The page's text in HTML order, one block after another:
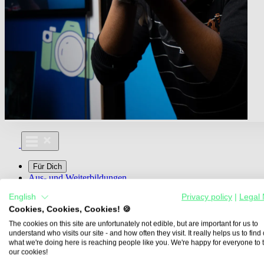
Für Dich
Aus- und Weiterbildungen
Media For You
Über Uns
Übersicht
English Privacy policy
Legal
Cookies, Cookies, Cookies! 🍪
The cookies on this site are unfortunately not edible, but are important for us to
understand who visits our site - and how often they visit. It really helps us to find
what we're doing here is reaching people like you. We're happy for everyone to
our cookies!